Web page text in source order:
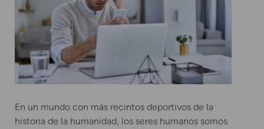
En un mundo con más recintos deportivos de la
historia de la humanidad, los seres humanos somos